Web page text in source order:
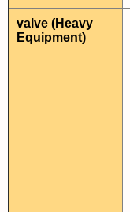
valve (Heavy
Equipment)